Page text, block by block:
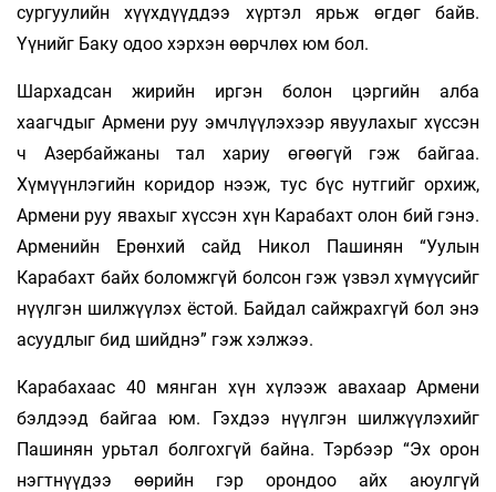
сургуулийн хүүхдүүддээ хүртэл ярьж өгдөг байв.
Үүнийг Баку одоо хэрхэн өөрчлөх юм бол.
Шархадсан жирийн иргэн болон цэргийн алба
хаагчдыг Армени руу эмчлүүлэхээр явуулахыг хүссэн
ч Азербайжаны тал хариу өгөөгүй гэж байгаа.
Хүмүүнлэгийн коридор нээж, тус бүс нутгийг орхиж,
Армени руу явахыг хүссэн хүн Карабахт олон бий гэнэ.
Арменийн Ерөнхий сайд Никол Пашинян “Уулын
Карабахт байх боломжгүй болсон гэж үзвэл хүмүүсийг
нүүлгэн шилжүүлэх ёстой. Байдал сайжрахгүй бол энэ
асуудлыг бид шийднэ” гэж хэлжээ.
Карабахаас 40 мянган хүн хүлээж авахаар Армени
бэлдээд байгаа юм. Гэхдээ нүүлгэн шилжүүлэхийг
Пашинян урьтал болгохгүй байна. Тэрбээр “Эх орон
нэгтнүүдээ өөрийн гэр орондоо айх аюулгүй